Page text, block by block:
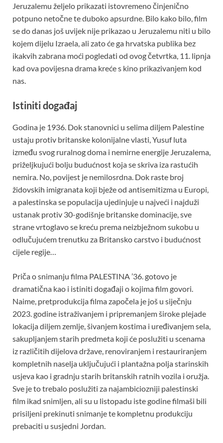
Jeruzalemu željelo prikazati istovremeno činjenično
potpuno netočne te duboko apsurdne. Bilo kako bilo, film
se do danas još uvijek nije prikazao u Jeruzalemu niti u bilo
kojem dijelu Izraela, ali zato će ga hrvatska publika bez
ikakvih zabrana moći pogledati od ovog četvrtka, 11. lipnja
kad ova povijesna drama kreće s kino prikazivanjem kod
nas.
Istiniti događaj
Godina je 1936. Dok stanovnici u selima diljem Palestine
ustaju protiv britanske kolonijalne vlasti, Yusuf luta
između svog ruralnog doma i nemirne energije Jeruzalema,
priželjkujući bolju budućnost koja se skriva iza rastućih
nemira. No, povijest je nemilosrdna. Dok raste broj
židovskih imigranata koji bježe od antisemitizma u Europi,
a palestinska se populacija ujedinjuje u najveći i najduži
ustanak protiv 30-godišnje britanske dominacije, sve
strane vrtoglavo se kreću prema neizbježnom sukobu u
odlučujućem trenutku za Britansko carstvo i budućnost
cijele regije…
Priča o snimanju filma PALESTINA ’36. gotovo je
dramatična kao i istiniti događaji o kojima film govori.
Naime, pretprodukcija filma započela je još u siječnju
2023. godine istraživanjem i pripremanjem široke plejade
lokacija diljem zemlje, šivanjem kostima i uređivanjem sela,
sakupljanjem starih predmeta koji će poslužiti u scenama
iz različitih dijelova države, renoviranjem i restauriranjem
kompletnih naselja uključujući i plantažna polja starinskih
usjeva kao i gradnju starih britanskih ratnih vozila i oružja.
Sve je to trebalo poslužiti za najambiciozniji palestinski
film ikad snimljen, ali su u listopadu iste godine filmaši bili
prisiljeni prekinuti snimanje te kompletnu produkciju
prebaciti u susjedni Jordan.